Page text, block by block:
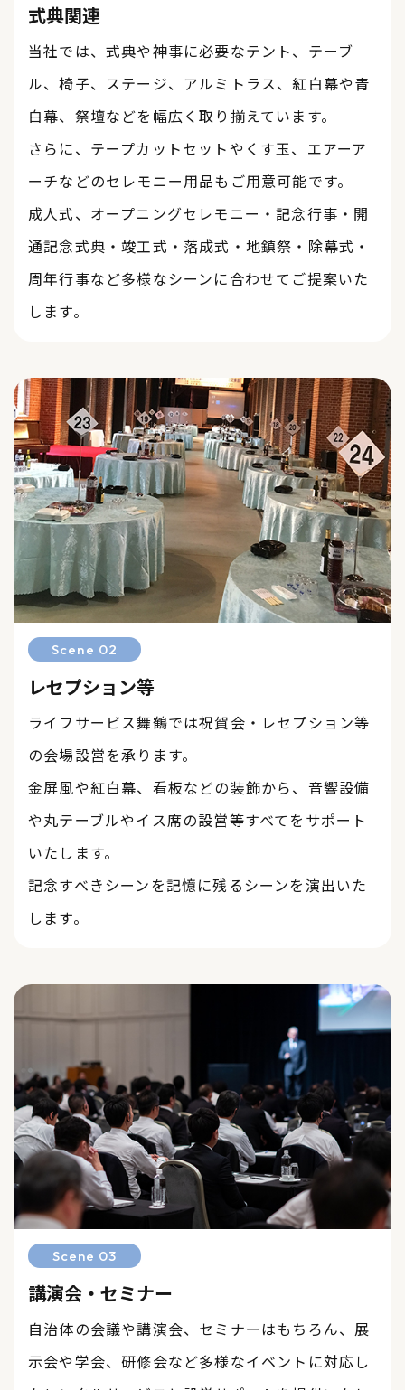
式典関連
当社では、式典や神事に必要なテント、テーブ
ル、椅子、ステージ、アルミトラス、紅白幕や青
白幕、祭壇などを幅広く取り揃えています。
​​​​​​​さらに、テープカットセットやくす玉、エアーア
ーチなどのセレモニー用品もご用意可能です。
成人式、オープニングセレモニー・記念行事・開
通記念式典・竣工式・落成式・地鎮祭・除幕式・
周年行事など多様なシーンに合わせてご提案いた
します。
Scene 02
レセプション等
ライフサービス舞鶴では祝賀会・レセプション等
の会場設営を承ります。
金屏風や紅白幕、看板などの装飾から、音響設備
や丸テーブルやイス席の設営等すべてをサポート
いたします。
​​​​​​​記念すべきシーンを記憶に残るシーンを演出いた
します。
Scene 03
講演会・セミナー
自治体の会議や講演会、セミナーはもちろん、展
示会や学会、研修会など多様なイベントに対応し